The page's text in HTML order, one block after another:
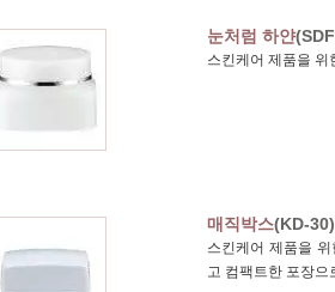
눈처럼 하얀
스킨케어 제품을
매직박스(KD-30)
스킨케어 제품을
고 컴팩트한 포장으